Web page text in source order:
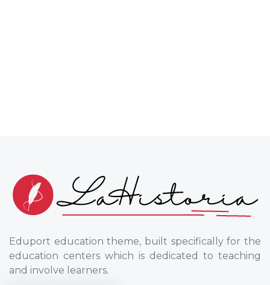
Eduport education theme, built specifically for the
education centers which is dedicated to teaching
and involve learners.